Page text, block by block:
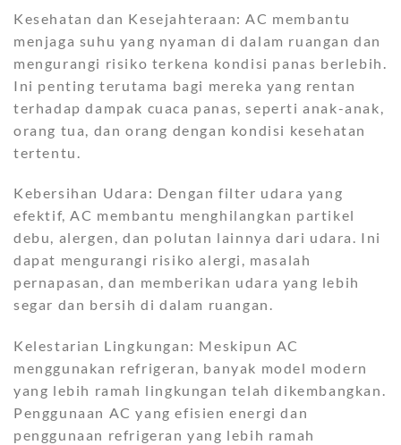
Kesehatan dan Kesejahteraan: AC membantu
menjaga suhu yang nyaman di dalam ruangan dan
mengurangi risiko terkena kondisi panas berlebih.
Ini penting terutama bagi mereka yang rentan
terhadap dampak cuaca panas, seperti anak-anak,
orang tua, dan orang dengan kondisi kesehatan
tertentu.
Kebersihan Udara: Dengan filter udara yang
efektif, AC membantu menghilangkan partikel
debu, alergen, dan polutan lainnya dari udara. Ini
dapat mengurangi risiko alergi, masalah
pernapasan, dan memberikan udara yang lebih
segar dan bersih di dalam ruangan.
Kelestarian Lingkungan: Meskipun AC
menggunakan refrigeran, banyak model modern
yang lebih ramah lingkungan telah dikembangkan.
Penggunaan AC yang efisien energi dan
penggunaan refrigeran yang lebih ramah